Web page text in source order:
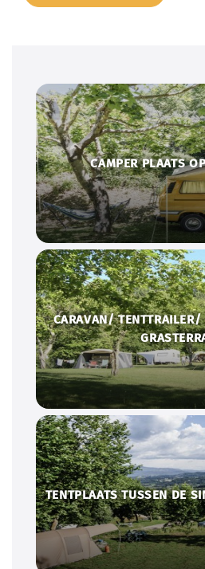
CAMPER PLAATS
CARAVAN/ TENTTRAILER/
TENTPLAATS TUSSEN DE